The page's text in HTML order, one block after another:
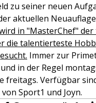
zu seiner neuen
aktuellen
in "MasterChef"
die talentierteste
Immer zur
in der Regel
freitags. Verfügbar
Sport1 und Joyn.